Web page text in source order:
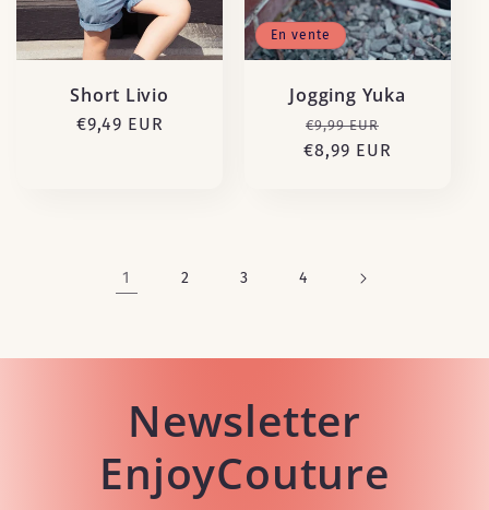
Short Livio
Prix
€9,49 EUR
En vente
Jogging Yuka
Prix
habituel
€9,99 EUR
€8,99 EUR
1 2 3 4
Newsletter
EnjoyCouture